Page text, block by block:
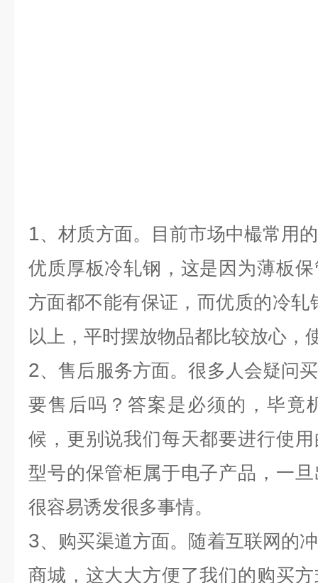
1、材质方面。目前市场中樶常用的
优质厚板冷轧钢，这是因为薄板
方面都不能有保证，而优质的冷轧
以上，平时摆放物品都比较放心，
2、售后服务方面。很多人会疑问
要售后吗？答案是必须的，毕竟
候，更别说我们每天都要进行使
型号的保管柜属于电子产品，一
很容易诱发很多事情。
3、购买渠道方面。随着互联网的
商城，这大大方便了我们的购买